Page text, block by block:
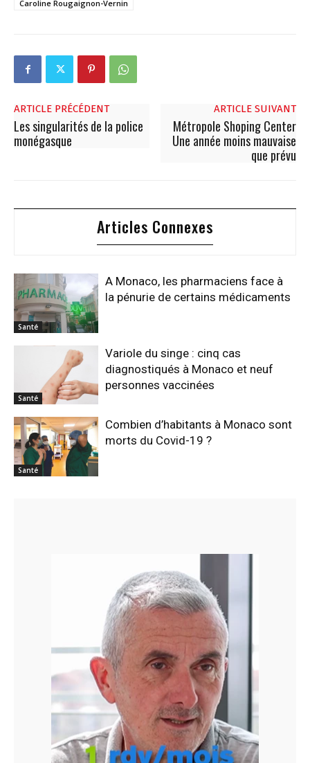
Caroline Rougaignon-Vernin
ARTICLE PRÉCÉDENT
Les singularités de la police
monégasque
ARTICLE SUIVANT
Métropole Shoping Center
Une année moins mauvaise
que prévu
Articles Connexes
Santé
A Monaco, les pharmaciens face à
la pénurie de certains médicaments
Santé
Variole du singe : cinq cas
diagnostiqués à Monaco et neuf
personnes vaccinées
Santé
Combien d’habitants à Monaco sont
morts du Covid-19 ?